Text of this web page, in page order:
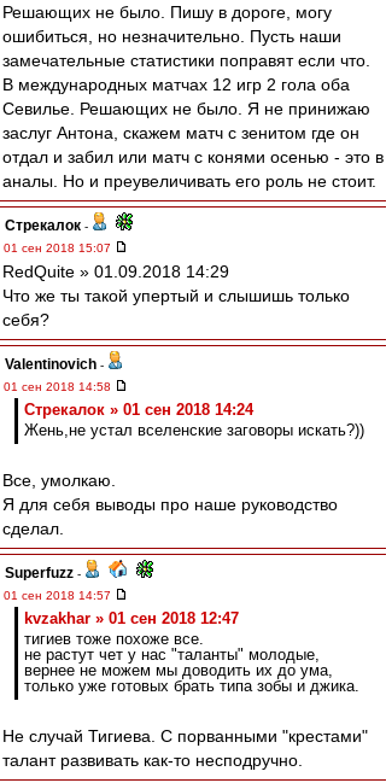
Решающих не было. Пишу в дороге, могу
ошибиться, но незначительно. Пусть наши
замечательные статистики поправят если что.
В международных матчах 12 игр 2 гола оба
Севилье. Решающих не было. Я не принижаю
заслуг Антона, скажем матч с зенитом где он
отдал и забил или матч с конями осенью - это в
аналы. Но и преувеличивать его роль не стоит.
Стрекалок -
01 сен 2018 15:07
RedQuite » 01.09.2018 14:29
Что же ты такой упертый и слышишь только
себя?
Valentinovich -
01 сен 2018 14:58
Стрекалок » 01 сен 2018 14:24
Жень,не устал вселенские заговоры искать?))
Все, умолкаю.
Я для себя выводы про наше руководство
сделал.
Superfuzz -
01 сен 2018 14:57
kvzakhar » 01 сен 2018 12:47
тигиев тоже похоже все.
не растут чет у нас "таланты" молодые,
вернее не можем мы доводить их до ума,
только уже готовых брать типа зобы и джика.
Не случай Тигиева. С порванными "крестами"
талант развивать как-то несподручно.